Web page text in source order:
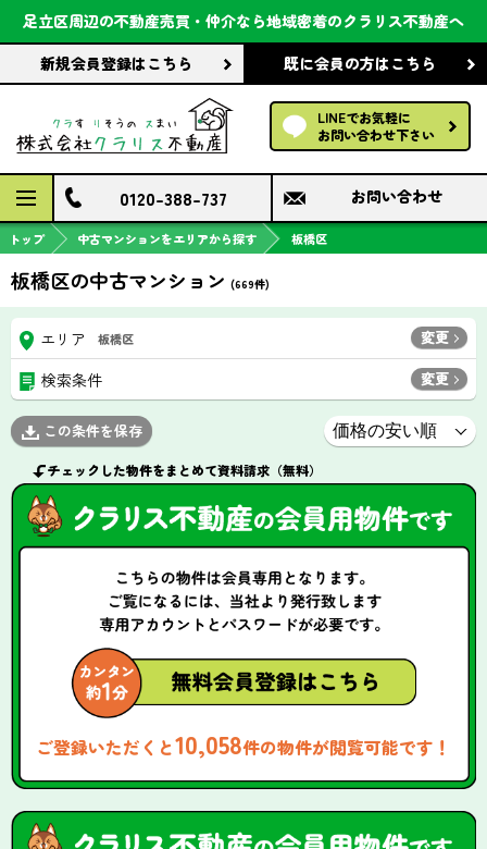
足立区周辺の不動産売買・仲介なら地域密着のクラリス不動産へ
新規会員登録はこちら 既に会員の方はこちら
LINEでお気軽に
お問い合わせ下さい
会社案内
前回の履歴で探す
保存した条件で探す
検討中の物件
0120-388-737 お問い合わせ
トップ 中古マンションをエリアから探す 板橋区
板橋区の中古マンション (669件)
エリア 板橋区 変更
検索条件 変更
この条件を保存
チェックした物件をまとめて資料請求（無料）
ご登録いただくと10,058件の物件が閲覧可能です！